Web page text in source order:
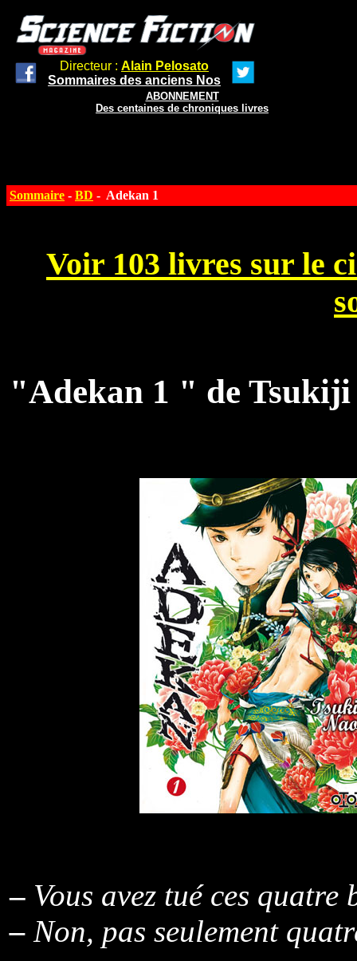
Directeur : Alain Pelosato
Sommaires des anciens Nos
ABONNEMENT
Des centaines de chroniques livres
Sommaire - BD - Adekan 1
Voir 103 livres sur le
"Adekan 1 " de Tsukiji
– Vous avez tué ces quatre
– Non, pas seulement